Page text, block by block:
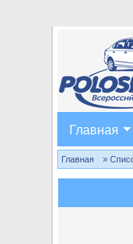
Главная
Главная »